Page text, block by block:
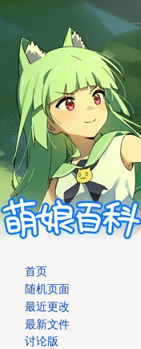
首页
随机页面
最近更改
最新文件
讨论版